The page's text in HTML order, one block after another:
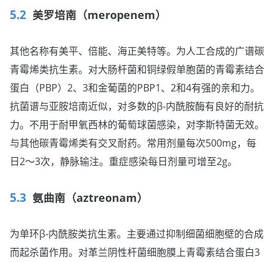
美罗培南（meropenem）
其他名称有美平、倍能、海正美特等。为人工合成的广谱碳
青霉烯类抗生素。对大肠杆菌和铜绿假单胞菌的青霉素结合
蛋白（PBP）2、3和金葡菌的PBP1、2和4有强的亲和力。
抗菌谱与亚胺培南近似，对多数的β-内酰胺酶有良好的耐抗
力。不用于耐甲氧西林的葡萄球菌感染，对李斯特菌无效。
与其他碳青霉烯类有交叉耐药。常用剂量每次500mg，每
日2～3次，静脉输注。重症感染每日剂量可增至2g。
氨曲南（aztreonam）
为单环β-内酰胺类抗生素。主要通过抑制细菌细胞壁的合成
而起杀菌作用。对革兰阴性杆菌细胞膜上青霉素结合蛋白3